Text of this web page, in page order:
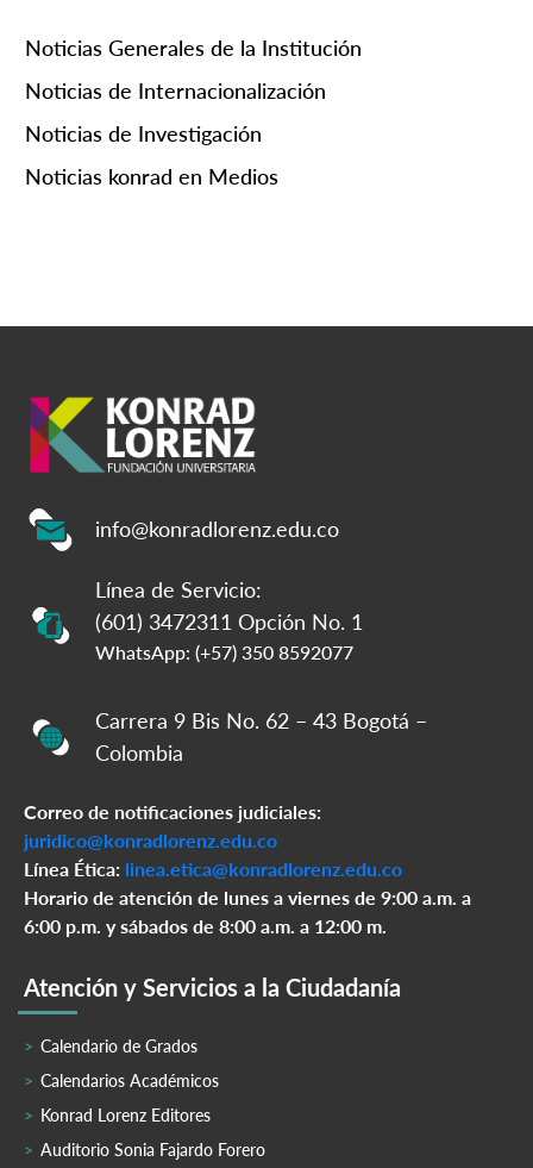
Noticias Generales de la Institución
Noticias de Internacionalización
Noticias de Investigación
Noticias konrad en Medios
info@konradlorenz.edu.co
Línea de Servicio:
(601) 3472311 Opción No. 1
WhatsApp: (+57) 350 8592077
Carrera 9 Bis No. 62 – 43 Bogotá –
Colombia
Correo de notificaciones judiciales:
juridico@konradlorenz.edu.co
Línea Ética: linea.etica@konradlorenz.edu.co
Horario de atención de lunes a viernes de 9:00 a.m. a
6:00 p.m. y sábados de 8:00 a.m. a 12:00 m.
Atención y Servicios a la Ciudadanía
Calendario de Grados
Calendarios Académicos
Konrad Lorenz Editores
Auditorio Sonia Fajardo Forero